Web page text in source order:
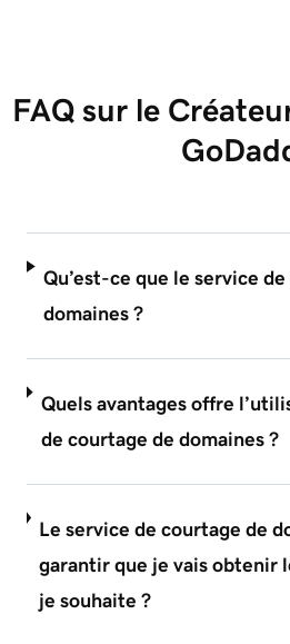
FAQ sur le
Qu’est-ce que le service
domaines ?
Quels avantages offre
de courtage de domaines ?
Le service de courtage de
garantir que je vais obtenir
je souhaite ?